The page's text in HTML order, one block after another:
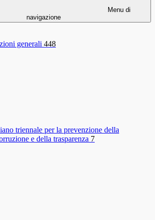
Menu di
navigazione
generali 448
triennale per la prevenzione della
e della trasparenza 7